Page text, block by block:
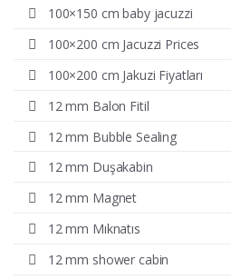
100×150 cm baby jacuzzi
100×200 cm Jacuzzi Prices
100×200 cm Jakuzi Fiyatları
12 mm Balon Fitil
12 mm Bubble Sealing
12 mm Duşakabin
12 mm Magnet
12 mm Mıknatıs
12 mm shower cabin